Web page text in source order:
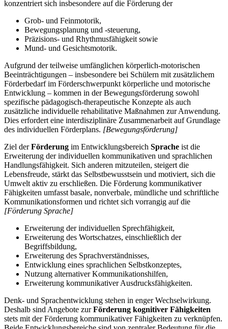
konzentriert sich insbesondere auf die Förderung der
Grob- und Feinmotorik,
Bewegungsplanung und -steuerung,
Präzisions- und Rhythmusfähigkeit sowie
Mund- und Gesichtsmotorik.
Aufgrund der teilweise umfänglichen körperlich-motorischen
Beeinträchtigungen – insbesondere bei Schülern mit zusätzlichem
Förderbedarf im Förderschwerpunkt körperliche und motorische
Entwicklung – kommen in der Bewegungsförderung sowohl
spezifische pädagogisch-therapeutische Konzepte als auch
zusätzliche individuelle rehabilitative Maßnahmen zur Anwendung.
Dies erfordert eine interdisziplinäre Zusammenarbeit auf Grundlage
des individuellen Förderplans. [Bewegungsförderung]
Ziel derFörderung im Entwicklungsbereich Sprache ist die
Erweiterung der individuellen kommunikativen und sprachlichen
Handlungsfähigkeit. Sich anderen mitzuteilen, steigert die
Lebensfreude, stärkt das Selbstbewusstsein und motiviert, sich die
Umwelt aktiv zu erschließen. Die Förderung kommunikativer
Fähigkeiten umfasst basale, nonverbale, mündliche und schriftliche
Kommunikationsformen und richtet sich vorrangig auf die
[Förderung Sprache]
Erweiterung der individuellen Sprechfähigkeit,
Erweiterung des Wortschatzes, einschließlich der
Begriffsbildung,
Erweiterung des Sprachverständnisses,
Entwicklung eines sprachlichen Selbstkonzeptes,
Nutzung alternativer Kommunikationshilfen,
Erweiterung kommunikativer Ausdrucksfähigkeiten.
Denk- und Sprachentwicklung stehen in enger Wechselwirkung.
Deshalb sind Angebote zurFörderung kognitiver Fähigkeiten
stets mit der Förderung kommunikativer Fähigkeiten zu verknüpfen.